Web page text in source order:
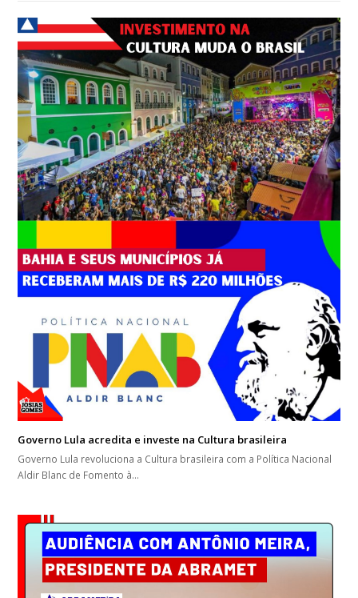
Governo Lula acredita e investe na Cultura brasileira
Governo Lula revoluciona a Cultura brasileira com a Política Nacional
Aldir Blanc de Fomento à…